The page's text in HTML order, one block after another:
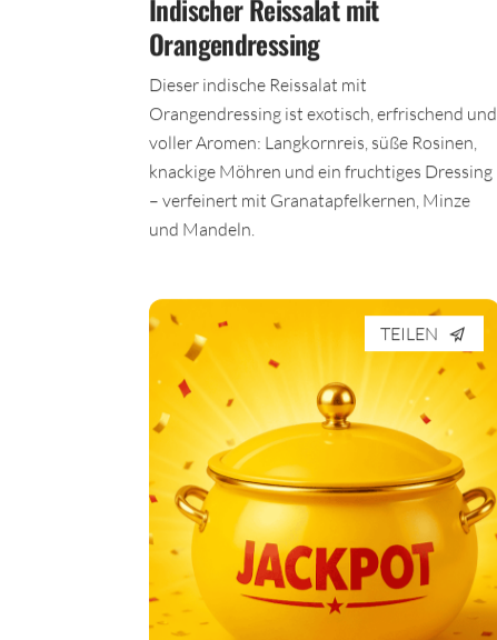
Indischer Reissalat mit
Orangendressing
Dieser indische Reissalat mit
Orangendressing ist exotisch, erfrischend und
voller Aromen: Langkornreis, süße Rosinen,
knackige Möhren und ein fruchtiges Dressing
– verfeinert mit Granatapfelkernen, Minze
und Mandeln.
TEILEN